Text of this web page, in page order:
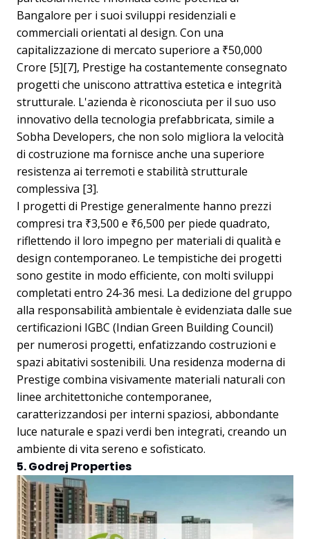
Bangalore per i suoi sviluppi residenziali e
commerciali orientati al design. Con una
capitalizzazione di mercato superiore a ₹50,000
Crore [5][7], Prestige ha costantemente consegnato
progetti che uniscono attrattiva estetica e integrità
strutturale. L'azienda è riconosciuta per il suo uso
innovativo della tecnologia prefabbricata, simile a
Sobha Developers, che non solo migliora la velocità
di costruzione ma fornisce anche una superiore
resistenza ai terremoti e stabilità strutturale
complessiva [3].
I progetti di Prestige generalmente hanno prezzi
compresi tra ₹3,500 e ₹6,500 per piede quadrato,
riflettendo il loro impegno per materiali di qualità e
design contemporaneo. Le tempistiche dei progetti
sono gestite in modo efficiente, con molti sviluppi
completati entro 24-36 mesi. La dedizione del gruppo
alla responsabilità ambientale è evidenziata dalle sue
certificazioni IGBC (Indian Green Building Council)
per numerosi progetti, enfatizzando costruzioni e
spazi abitativi sostenibili. Una residenza moderna di
Prestige combina visivamente materiali naturali con
linee architettoniche contemporanee,
caratterizzandosi per interni spaziosi, abbondante
luce naturale e spazi verdi ben integrati, creando un
ambiente di vita sereno e sofisticato.
5. Godrej Properties